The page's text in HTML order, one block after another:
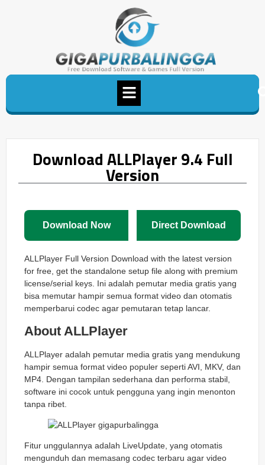
Download ALLPlayer 9.4 Full
Version
Download Now Direct Download
ALLPlayer Full Version Download with the latest version
for free, get the standalone setup file along with premium
license/serial keys. Ini adalah pemutar media gratis yang
bisa memutar hampir semua format video dan otomatis
memperbarui codec agar pemutaran tetap lancar.
About ALLPlayer
ALLPlayer adalah pemutar media gratis yang mendukung
hampir semua format video populer seperti AVI, MKV, dan
MP4. Dengan tampilan sederhana dan performa stabil,
software ini cocok untuk pengguna yang ingin menonton
tanpa ribet.
Fitur unggulannya adalah LiveUpdate, yang otomatis
mengunduh dan memasang codec terbaru agar video